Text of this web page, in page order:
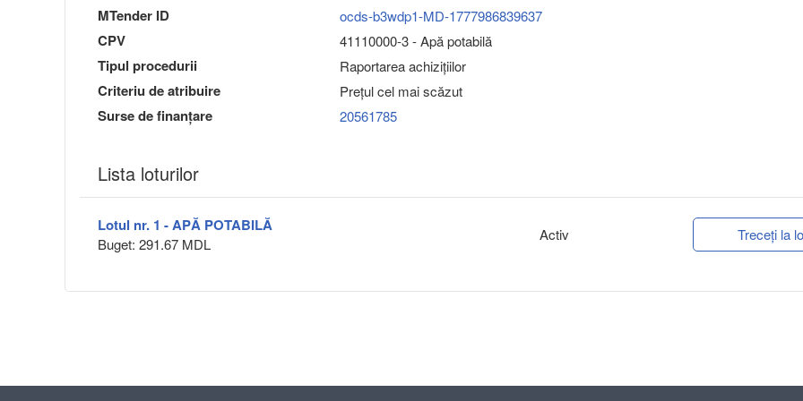
MTender ID ocds-b3wdp1-MD-1777986839637
CPV 41110000-3 - Apă potabilă
Tipul procedurii Raportarea achizițiilor
Criteriu de atribuire Preţul cel mai scăzut
Surse de finanțare 20561785
Lista loturilor
Lotul nr. 1 - APĂ POTABILĂ
Buget: 291.67 MDL
Activ Treceți la